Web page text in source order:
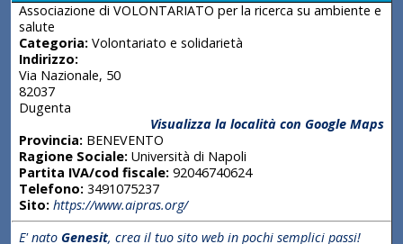
Associazione di VOLONTARIATO per la ricerca su ambiente e
salute
Categoria:Volontariato e solidarietà
Indirizzo:
Via Nazionale, 50
82037
Dugenta
Visualizza la località con Google Maps
Provincia:BENEVENTO
Ragione Sociale:Università di Napoli
Partita IVA/cod fiscale:92046740624
Telefono:3491075237
Sito: https://www.aipras.org/
E' nato Genesit, crea il tuo sito web in pochi semplici passi!